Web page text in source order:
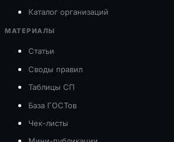
Каталог организаций
МАТЕРИАЛЫ
Статьи
Своды правил
Таблицы СП
База ГОСТов
Чек-листы